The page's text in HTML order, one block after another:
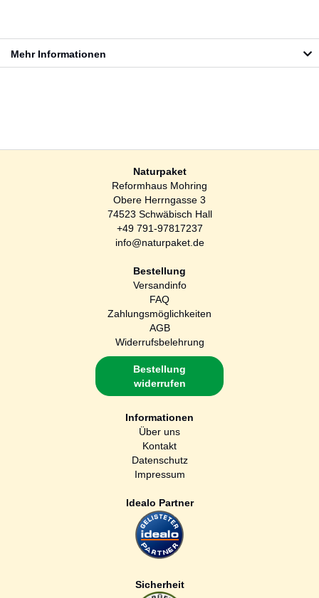
Mehr Informationen
Naturpaket
Reformhaus Mohring
Obere Herrngasse 3
74523 Schwäbisch Hall
+49 791-97817237
info@naturpaket.de
Bestellung
Versandinfo
FAQ
Zahlungsmöglichkeiten
AGB
Widerrufsbelehrung
Bestellung
widerrufen
Informationen
Über uns
Kontakt
Datenschutz
Impressum
Idealo Partner
Sicherheit